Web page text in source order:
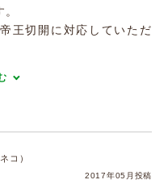
王切開に対応していただ
コ）
2017年05月投稿